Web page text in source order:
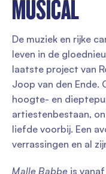
MUSICAL
De muziek en rijke
leven in de
laatste project van
Joop van den Ende.
hoogte- en
artiestenbestaan,
liefde voorbij. Een
verrassingen en al
Malle Babbe is